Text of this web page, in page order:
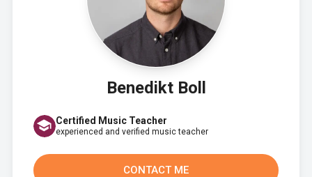
Benedikt Boll
Certified Music Teacher
experienced and verified music teacher
CONTACT ME